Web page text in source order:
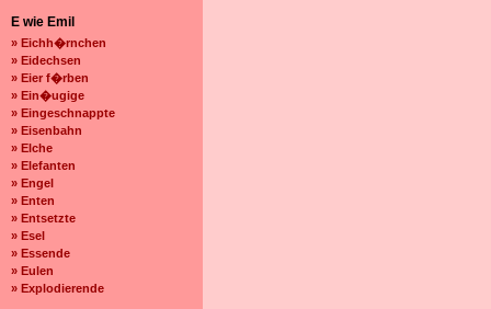
E wie Emil
» Eichh�rnchen
» Eidechsen
» Eier f�rben
» Ein�ugige
» Eingeschnappte
» Eisenbahn
» Elche
» Elefanten
» Engel
» Enten
» Entsetzte
» Esel
» Essende
» Eulen
» Explodierende